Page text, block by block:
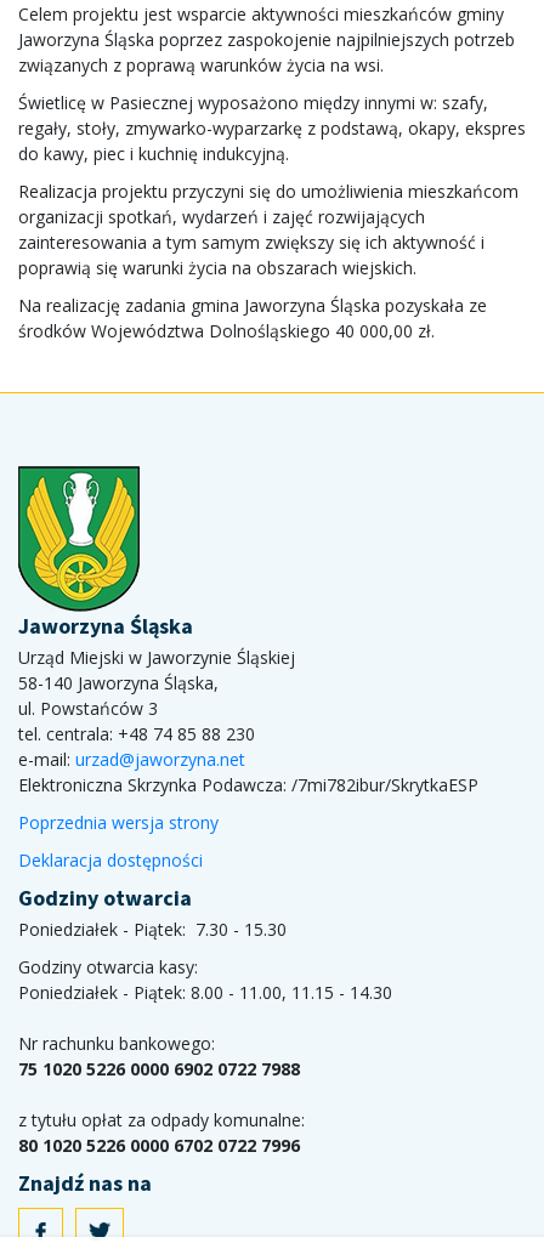
Celem projektu jest wsparcie aktywności mieszkańców gminy
Jaworzyna Śląska poprzez zaspokojenie najpilniejszych potrzeb
związanych z poprawą warunków życia na wsi.
Świetlicę w Pasiecznej wyposażono między innymi w: szafy,
regały, stoły, zmywarko-wyparzarkę z podstawą, okapy, ekspres
do kawy, piec i kuchnię indukcyjną.
Realizacja projektu przyczyni się do umożliwienia mieszkańcom
organizacji spotkań, wydarzeń i zajęć rozwijających
zainteresowania a tym samym zwiększy się ich aktywność i
poprawią się warunki życia na obszarach wiejskich.
Na realizację zadania gmina Jaworzyna Śląska pozyskała ze
środków Województwa Dolnośląskiego 40 000,00 zł.
Jaworzyna Śląska
Urząd Miejski w Jaworzynie Śląskiej
58-140 Jaworzyna Śląska,
ul. Powstańców 3
tel. centrala: +48 74 85 88 230
e-mail: urzad@jaworzyna.net
Elektroniczna Skrzynka Podawcza: /7mi782ibur/SkrytkaESP
Poprzednia wersja strony
Deklaracja dostępności
Godziny otwarcia
Poniedziałek - Piątek: 7.30 - 15.30
Godziny otwarcia kasy:
Poniedziałek - Piątek: 8.00 - 11.00, 11.15 - 14.30
Nr rachunku bankowego:
75 1020 5226 0000 6902 0722 7988
z tytułu opłat za odpady komunalne:
80 1020 5226 0000 6702 0722 7996
Znajdź nas na